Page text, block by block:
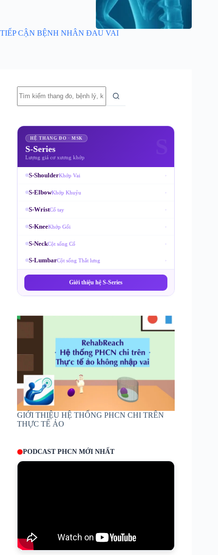
TIẾP CẬN BỆNH NHÂN ĐAU VAI
có
kết
HỆ THANG ĐO · MSK
S-Series
Lượng giá cơ xương khớp
S-ShoulderKhớp Vai ›
S-ElbowKhớp Khuỷu ›
S-WristCổ tay ›
S-KneeKhớp Gối ›
S-NeckCột sống Cổ ›
S-LumbarCột sống Thắt lưng ›
Giới thiệu hệ S-Series
GIỚI THIỆU HỆ THỐNG PHCN CHI TRÊN
THỰC TẾ ẢO
PODCAST PHCN MỚI NHẤT